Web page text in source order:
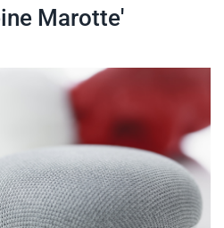
Marotte'